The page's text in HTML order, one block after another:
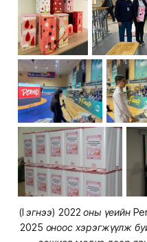
(I эгнээ) 2022 оны үеийн
2025 оноос хэрэгжүүлж